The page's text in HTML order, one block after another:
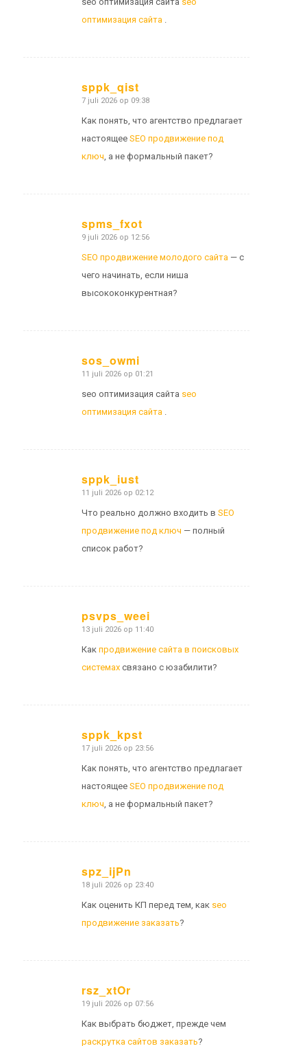
оптимизация сайта
sppk_qist
zegt:
7 juli 2026 op 09:38
Как понять, что агентство предлагает
настоящее SEO продвижение под
ключ , а не формальный пакет?
spms_fxot
zegt:
9 juli 2026 op 12:56
SEO продвижение молодого сайта — с
чего начинать, если ниша
высококонкурентная?
sos_owmi
zegt:
11 juli 2026 op 01:21
seo оптимизация сайта seo
оптимизация сайта
sppk_iust
zegt:
11 juli 2026 op 02:12
Что реально должно входить в SEO
продвижение под ключ — полный
список работ?
psvps_weei
zegt:
13 juli 2026 op 11:40
Как продвижение сайта в поисковых
системахсвязано с юзабилити?
sppk_kpst
zegt:
17 juli 2026 op 23:56
Как понять, что агентство предлагает
настоящее SEO продвижение под
ключ, а не формальный пакет?
spz_ijPn
zegt:
18 juli 2026 op 23:40
Как оценить КП перед тем, как seo
продвижение заказать?
rsz_xtOr
zegt:
19 juli 2026 op 07:56
Как выбрать бюджет, прежде чем
раскрутка сайтов заказать?